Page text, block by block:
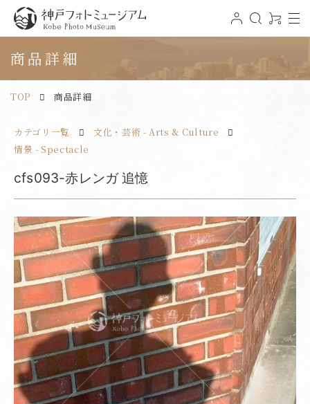
神戸フォトミュージアム
ロ
グ 索
0
ア
t
g
a
商品詳細
TOP 商品詳細
カテゴリ一覧
文化・芸術 - Arts & Culture
情景 - Spectacle
cfs093-赤レンガ 追憶